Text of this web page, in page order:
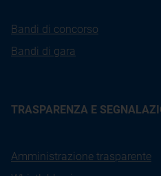
Bandi di concorso
Bandi di gara
TRASPARENZA E
Amministrazione trasparente